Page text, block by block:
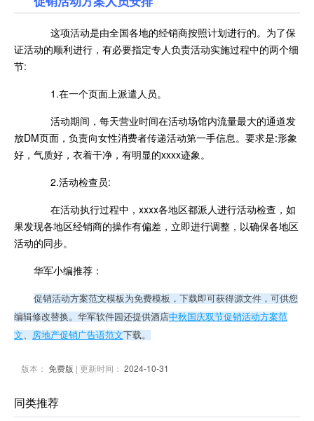
这项活动是由全国各地的经销商按照计划进行的。为了保
证活动的顺利进行，有必要指定专人负责活动实施过程中的两个细
节:
1.在一个页面上派遣人员。
活动期间，每天营业时间在活动场馆内流量最大的通道发
放DM页面，负责向女性消费者传递活动第一手信息。要求是:形象
好，气质好，衣着干净，有明显的xxxx迹象。
2.活动检查员:
在活动执行过程中，xxxx各地区都派人进行活动检查，如
果发现各地区经销商的操作有偏差，立即进行调整，以确保各地区
活动的同步。
华军小编推荐：
促销活动方案范文模板为免费模板，下载即可获得源文件，可供您
编辑修改替换。华军软件园还提供酒店中秋国庆双节促销活动方案范
文
房地产促销广告语范文下载。
版本： 免费版 | 更新时间： 2024-10-31
同类推荐